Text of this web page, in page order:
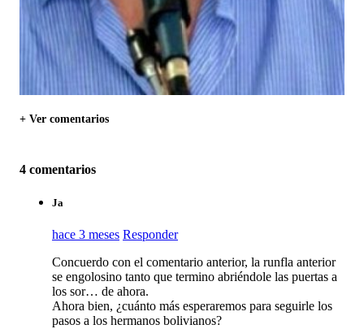
+ Ver comentarios
4 comentarios
Ja
hace 3 meses Responder
Concuerdo con el comentario anterior, la runfla anterior
se engolosino tanto que termino abriéndole las puertas a
los sor… de ahora.
Ahora bien, ¿cuánto más esperaremos para seguirle los
pasos a los hermanos bolivianos?